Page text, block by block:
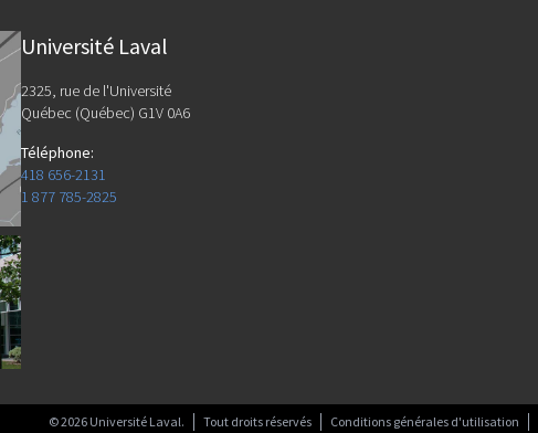
Université Laval
2325, rue de l'Université
Québec (Québec) G1V 0A6
Téléphone:
418 656-2131
1 877 785-2825
©2026Université Laval. Tout droits réservés Conditions générales d'utilisation